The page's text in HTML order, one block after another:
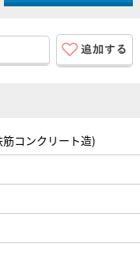
コンクリート造)